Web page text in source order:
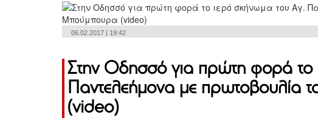
06.02.2017 | 19:42
Στην Οδησσό για πρώτη φορά το
Παντελεήμονα με πρωτοβουλία
(video)